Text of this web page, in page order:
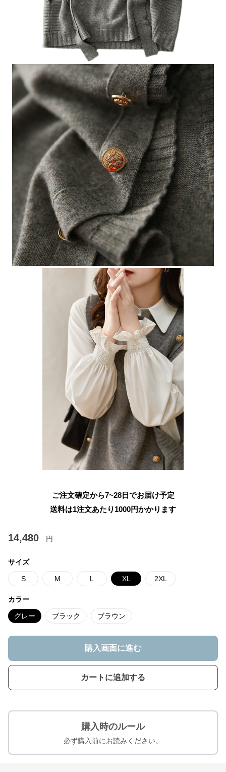
ご注文確定から7~28日でお届け予定
送料は1注文あたり 1000円かかります
14,480 円
サイズ
S M L XL 2XL
カラー
グレー ブラック ブラウン
購入画面に進む
カートに追加する
購入時のルール
必ず購入前にお読みください。